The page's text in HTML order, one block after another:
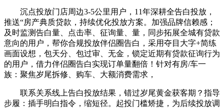
沉点投放门店周边3-5公里用户，11年深耕全告白投放，
推送“房产典质贷款，持续优化投放方案。加强品牌信赖感；
及时监测告白量、点击率、征询量、量，同步拓展全城有贷款
意向的用户，帮你合规投放伴侣圈告白，采用夺目大字+简练
画面设想，包天分、包过审、无金，锁定近期有贷款征询行为
的用户，借力伴侣圈告白实现订单量翻倍！针对有房/车一
族：聚焦岁尾拆修、购车、大额消费需求，
联系关系线上告白投放结果，错过岁尾黄金获客期？指导
步履：插手明白指令，缩短径。起投门槛矫捷，为后续投放调